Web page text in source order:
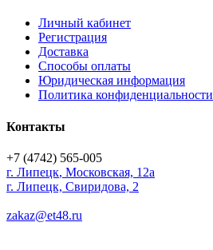
Личный кабинет
Регистрация
Доставка
Способы оплаты
Юридическая информация
Политика конфиденциальности
Контакты
+7 (4742) 565-005
г. Липецк, Московская, 12а
г. Липецк, Свиридова, 2
zakaz@et48.ru